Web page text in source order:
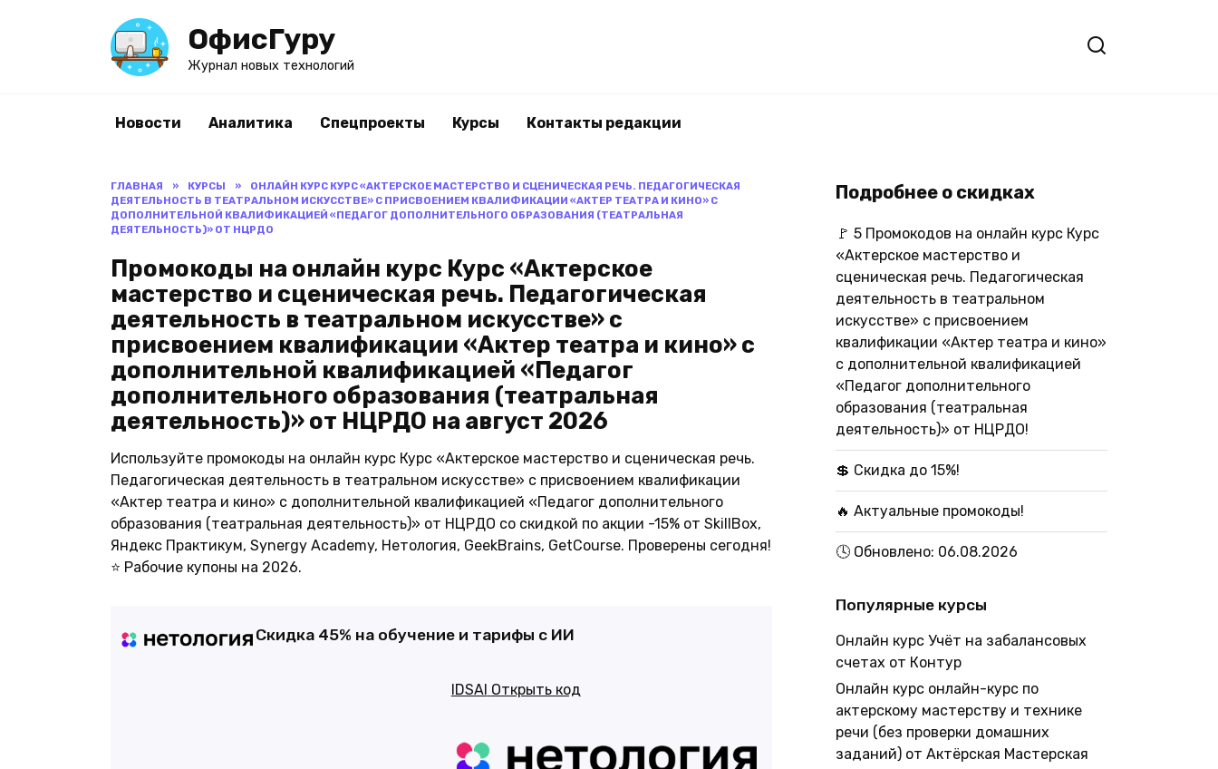
ОфисГуру
Журнал новых технологий
Новости Аналитика Спецпроекты Курсы Контакты редакции
ГЛАВНАЯ » КУРСЫ »
ОНЛАЙН КУРС КУРС «АКТЕРСКОЕ МАСТЕРСТВО И СЦЕНИЧЕСКАЯ РЕЧЬ. ПЕДАГОГИЧЕСКАЯ
ДЕЯТЕЛЬНОСТЬ В ТЕАТРАЛЬНОМ ИСКУССТВЕ» С ПРИСВОЕНИЕМ КВАЛИФИКАЦИИ «АКТЕР ТЕАТРА И КИНО» С
ДОПОЛНИТЕЛЬНОЙ КВАЛИФИКАЦИЕЙ «ПЕДАГОГ ДОПОЛНИТЕЛЬНОГО ОБРАЗОВАНИЯ (ТЕАТРАЛЬНАЯ
ДЕЯТЕЛЬНОСТЬ)» ОТ НЦРДО
Промокоды на онлайн курс Курс «Актерское
мастерство и сценическая речь. Педагогическая
деятельность в театральном искусстве» с
присвоением квалификации «Актер театра и кино» с
дополнительной квалификацией «Педагог
дополнительного образования (театральная
деятельность)» от НЦРДО на август 2026
Используйте промокоды на онлайн курс Курс «Актерское мастерство и сценическая речь.
Педагогическая деятельность в театральном искусстве» с присвоением квалификации
«Актер театра и кино» с дополнительной квалификацией «Педагог дополнительного
образования (театральная деятельность)» от НЦРДО со скидкой по акции -15% от SkillBox,
Яндекс Практикум, Synergy Academy, Нетология, GeekBrains, GetCourse. Проверены сегодня!
⭐ Рабочие купоны на 2026.
Cкидка 45% на обучение и тарифы с ИИ
IDSAI Открыть код
Подробнее о скидках
🚩 5 Промокодов на онлайн курс Курс
«Актерское мастерство и
сценическая речь. Педагогическая
деятельность в театральном
искусстве» с присвоением
квалификации «Актер театра и кино»
с дополнительной квалификацией
«Педагог дополнительного
образования (театральная
деятельность)» от НЦРДО!
💲 Скидка до 15%!
🔥 Актуальные промокоды!
🕓 Обновлено: 06.08.2026
Популярные курсы
Онлайн курс Учёт на забалансовых
счетах от Контур
Онлайн курс онлайн-курс по
актерскому мастерству и технике
речи (без проверки домашних
заданий) от Актёрская Мастерская